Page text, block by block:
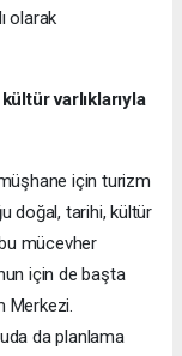
olarak
varlıklarıyla
için turizm
doğal, tarihi, kültür
mücevher
için de başta
Merkezi.
da planlama